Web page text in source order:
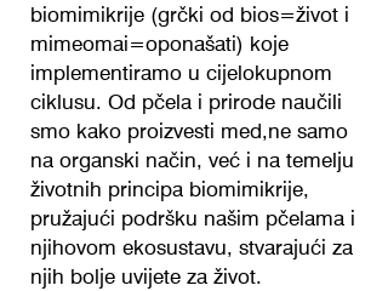
biomimikrije (grčki od bios=život i
mimeomai=oponašati) koje
implementiramo u cijelokupnom
ciklusu. Od pčela i prirode naučili
smo kako proizvesti med,ne samo
na organski način, već i na temelju
životnih principa biomimikrije,
pružajući podršku našim pčelama i
njihovom ekosustavu, stvarajući za
njih bolje uvijete za život.